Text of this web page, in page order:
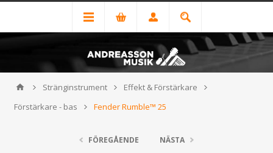
Stränginstrument
Effekt & Förstärkare
Förstärkare - bas
Fender Rumble™ 25
FÖREGÅENDE NÄSTA